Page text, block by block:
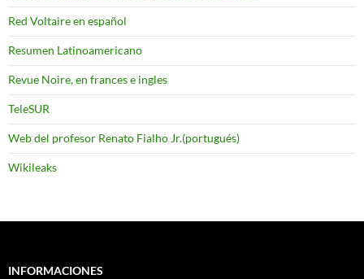
Red Voltaire en español
Resumen Latinoamericano
Revue Noire, en frances e ingles
TeleSUR
Web del profesor Renato Fialho Jr.(portugués)
Wikileaks
INFORMACIONES